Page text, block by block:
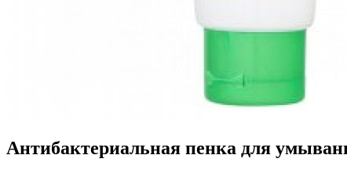
Антибактериальная пенка для